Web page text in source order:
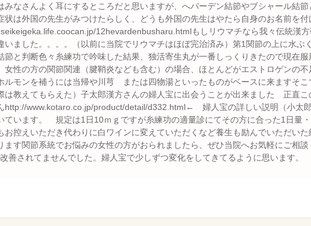
みなさんよく耳にするところだと思いますが、へバーデン結節やブシャール結
状は外国の先生がみつけたらしく、どうも外国の先生はやたら自身のお名前を
12hevardenbusharu.htmlもしリウマチなら我々伝統漢
いました。。。。（以前に当院でリウマチはほぼ完治済み）第1関節の上に水ぶ
節と判断色々糸練功で吟味した結果、独活寄生丸が一番しっくりきたので現在
女性の方の関節関連（腱鞘炎なども含む）の場合、ほとんどがエストロゲンの
ルモンを補うには当帰や川芎 または四物湯といったものがベースに来ますそ
は教えてもらえた）子太郎漢方さんの婦人宝に出会うことが出来ました 正直こ
http://www.kotaro.co.jp/product/detail/d332.html← 婦人宝の詳しい説明（小太
ています。 規定は1日10ｍｇですが糸練功の適量診にてその方に合った1日量
お控えいただき代わりに白ワインに変えていただくなど養生も励んでいただい
ます関節系統でお悩みの女性の方がおられましたら、ぜひ当院へお気軽にご
善されてませんでした。婦人宝で少しずつ変化をしてきてるように思います。